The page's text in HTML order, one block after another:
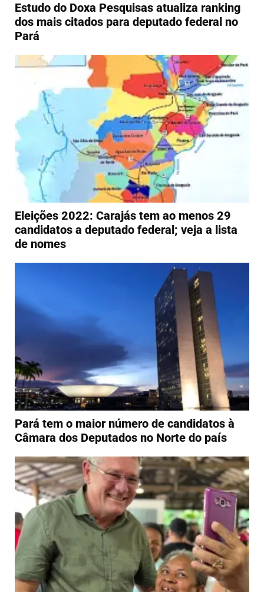
Estudo do Doxa Pesquisas atualiza ranking
dos mais citados para deputado federal no
Pará
Eleições 2022: Carajás tem ao menos 29
candidatos a deputado federal; veja a lista
de nomes
Pará tem o maior número de candidatos à
Câmara dos Deputados no Norte do país